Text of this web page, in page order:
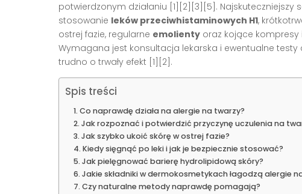
potwierdzonym działaniu [1][2][3][5].
stosowanie leków przeciwhistaminowych H1,
ostrej fazie, regularne emolienty oraz kojące
Wymagana jest konsultacja lekarska i ewentualne
trudno o trwały efekt [1][2].
Spis treści
Co naprawdę działa na alergie na twarzy?
Jak rozpoznać i potwierdzić przyczynę uczulenia na
Jak szybko ukoić skórę w ostrej fazie?
Kiedy sięgnąć po leki i jak je bezpiecznie stosować?
Jak pielęgnować barierę hydrolipidową skóry?
Jakie składniki w dermokosmetykach łagodzą alergie
Czy naturalne metody naprawdę pomagają?